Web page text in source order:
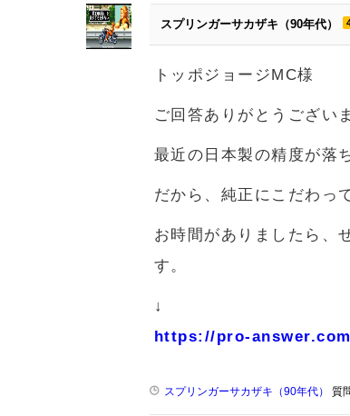
スプリンガーサカザキ（90年代）
トッポジョージMC様
ご回答ありがとうござい
最近の日本製の精度が落
だから、純正にこだわっ
お時間がありましたら、
す。
↓
https://pro-
スプリンガーサカザキ（90年代） 質